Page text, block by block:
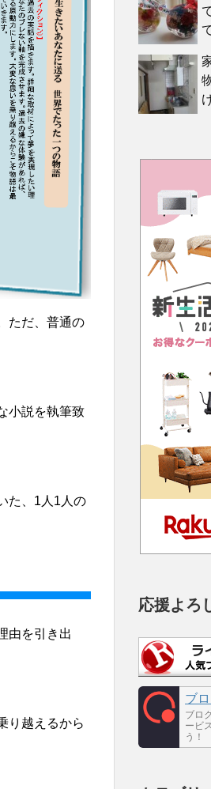
ただ、普通の
小説を執筆致
た、1人1人の
由を引き出
り越えるから
応援よろ
ブ
ブロ
ービ
う！